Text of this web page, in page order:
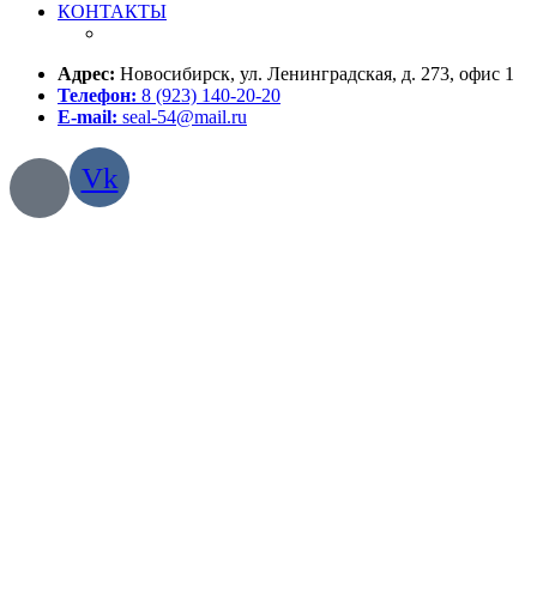
КОНТАКТЫ
Адрес: Новосибирск, ул. Ленинградская, д. 273, офис 1
Телефон: 8 (923) 140-20-20
E-mail: seal-54@mail.ru
Vk